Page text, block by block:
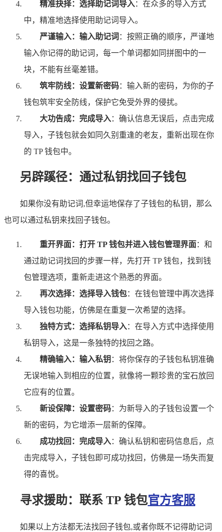
精准抉择：选择助记词导入：在众多的导入方式
中，精准地选择使用助记词导入。
严谨输入：输入助记词 ：按照正确的顺序，严谨地
输入你记得的助记词，每一个单词都如同拼图中的一
块，不能有丝毫差错。
筑牢防线：设置新密码：输入新的密码，为你的子
钱包筑牢安全防线，保护它免受外界的侵扰。
大功告成：完成导入：确认信息无误后，点击完成
导入，子钱包就会如同久别重逢的老友，重新出现在你
的 TP 钱包中。
另辟蹊径：通过私钥找回子钱包
如果你没有助记词,但幸运地保存了子钱包的私钥，那么
也可以通过私钥来找回子钱包。
重开界面：打开 TP 钱包并进入钱包管理界面：和
通过助记词找回的步骤一样，先打开 TP 钱包，找到钱
包管理选项，重新走进这个熟悉的界面。
再次选择：选择导入钱包：在钱包管理中再次选择
导入钱包功能，仿佛是在重复一次希望的选择。
独特方式：选择私钥导入：在导入方式中选择使用
私钥导入，这是一条独特的找回之路。
精确输入：输入私钥 ：将你保存的子钱包私钥准确
无误地输入到相应的位置，就像将一颗珍贵的宝石放回
它应有的位置。
新设保障：设置密码：为新导入的子钱包设置一个
新的密码，为它增添一层新的保障。
成功找回：完成导入：确认私钥和密码信息后，点
击完成导入，子钱包即可成功找回，仿佛是一场失而复
得的喜悦。
寻求援助：联系 TP 钱包官方客服
如果以上方法都无法找回子钱包,或者你既不记得助记词